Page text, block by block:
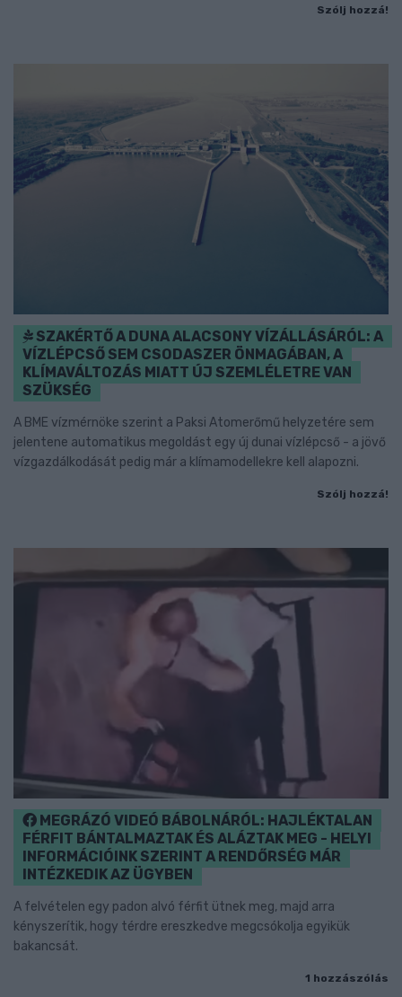
Szólj hozzá!
SZAKÉRTŐ A DUNA ALACSONY VÍZÁLLÁSÁRÓL: A
VÍZLÉPCSŐ SEM CSODASZER ÖNMAGÁBAN, A
KLÍMAVÁLTOZÁS MIATT ÚJ SZEMLÉLETRE VAN
SZÜKSÉG
A BME vízmérnöke szerint a Paksi Atomerőmű helyzetére sem
jelentene automatikus megoldást egy új dunai vízlépcső - a jövő
vízgazdálkodását pedig már a klímamodellekre kell alapozni.
Szólj hozzá!
MEGRÁZÓ VIDEÓ BÁBOLNÁRÓL: HAJLÉKTALAN
FÉRFIT BÁNTALMAZTAK ÉS ALÁZTAK MEG - HELYI
INFORMÁCIÓINK SZERINT A RENDŐRSÉG MÁR
INTÉZKEDIK AZ ÜGYBEN
A felvételen egy padon alvó férfit ütnek meg, majd arra
kényszerítik, hogy térdre ereszkedve megcsókolja egyikük
bakancsát.
1 hozzászólás